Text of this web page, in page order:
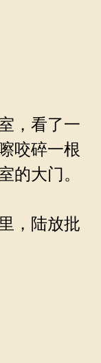
，看了一
咬碎一根
的大门。
，陆放批